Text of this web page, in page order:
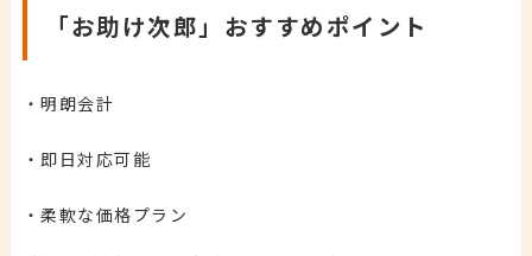
「お助け次郎」おすすめポイント
・明朗会計
・即日対応可能
・柔軟な価格プラン